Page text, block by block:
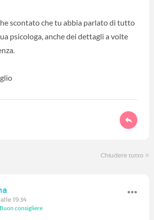
scontato che tu abbia parlato di tutto
psicologa, anche dei dettagli a volte
Chiudere tutto
19:34
Buon consigliere